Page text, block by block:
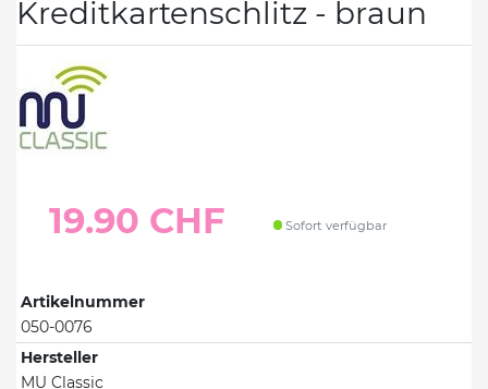
Kreditkartenschlitz - braun
19.90 CHF Sofort verfügbar
Artikelnummer
050-0076
Hersteller
MU Classic